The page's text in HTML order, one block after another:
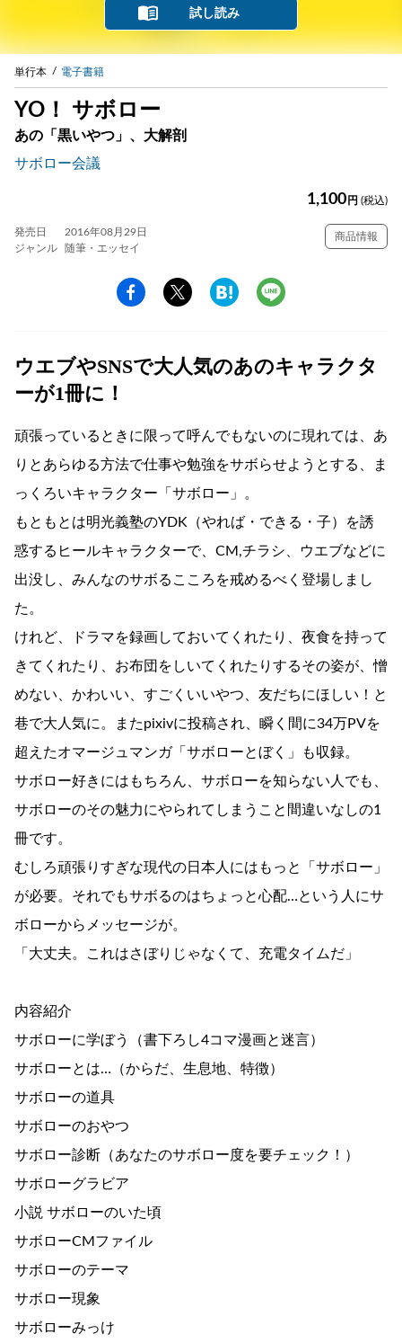
試し読み
単行本 電子書籍
YO！ サボロー
あの「黒いやつ」、大解剖
サボロー会議
1,100 円 (税込)
発売日
2016年08月29日
ジャンル
随筆・エッセイ
商品情報
ウエブやSNSで大人気のあのキャラクタ
ーが1冊に！
頑張っているときに限って呼んでもないのに現れては、あ
りとあらゆる方法で仕事や勉強をサボらせようとする、ま
っくろいキャラクター「サボロー」。
もともとは明光義塾のYDK（やれば・できる・子）を誘
惑するヒールキャラクターで、CM,チラシ、ウエブなどに
出没し、みんなのサボるこころを戒めるべく登場しまし
た。
けれど、ドラマを録画しておいてくれたり、夜食を持って
きてくれたり、お布団をしいてくれたりするその姿が、憎
めない、かわいい、すごくいいやつ、友だちにほしい！と
巷で大人気に。またpixivに投稿され、瞬く間に34万PVを
超えたオマージュマンガ「サボローとぼく」も収録。
サボロー好きにはもちろん、サボローを知らない人でも、
サボローのその魅力にやられてしまうこと間違いなしの1
冊です。
むしろ頑張りすぎな現代の日本人にはもっと「サボロー」
が必要。それでもサボるのはちょっと心配…という人にサ
ボローからメッセージが。
「大丈夫。これはさぼりじゃなくて、充電タイムだ」
内容紹介
サボローに学ぼう（書下ろし4コマ漫画と迷言）
サボローとは…（からだ、生息地、特徴）
サボローの道具
サボローのおやつ
サボロー診断（あなたのサボロー度を要チェック！）
サボローグラビア
小説 サボローのいた頃
サボローCMファイル
サボローのテーマ
サボロー現象
サボローみっけ